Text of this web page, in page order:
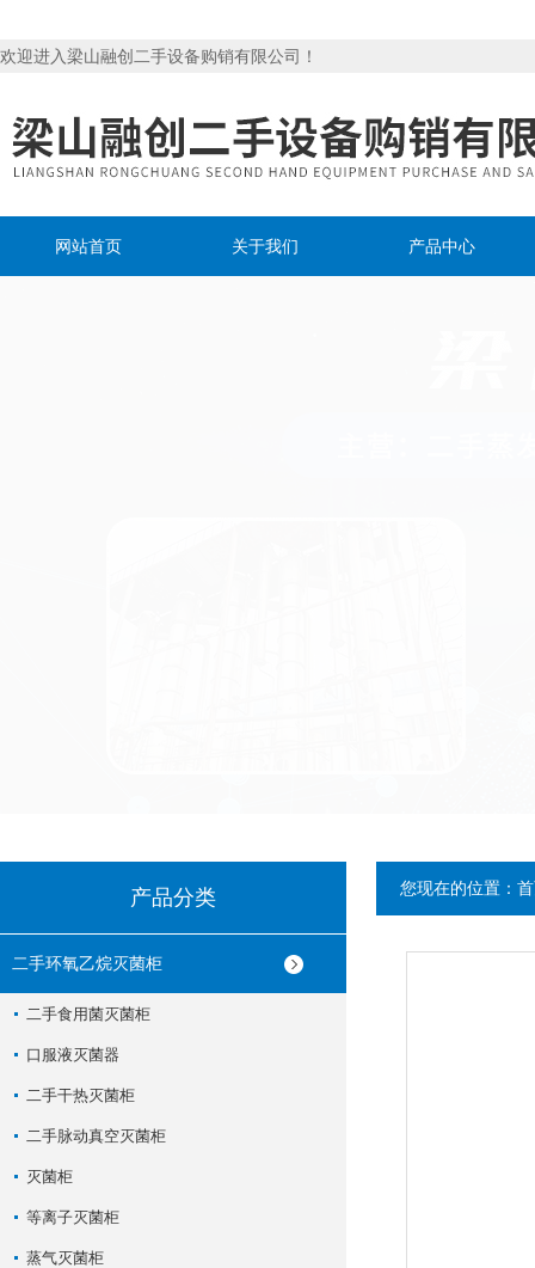
欢迎进入梁山融创二手设备购销有限公司！
网站首页 关于我们 产品中心
产品分类
二手环氧乙烷灭菌柜
二手食用菌灭菌柜
口服液灭菌器
二手干热灭菌柜
二手脉动真空灭菌柜
灭菌柜
等离子灭菌柜
蒸气灭菌柜
您现在的位置：